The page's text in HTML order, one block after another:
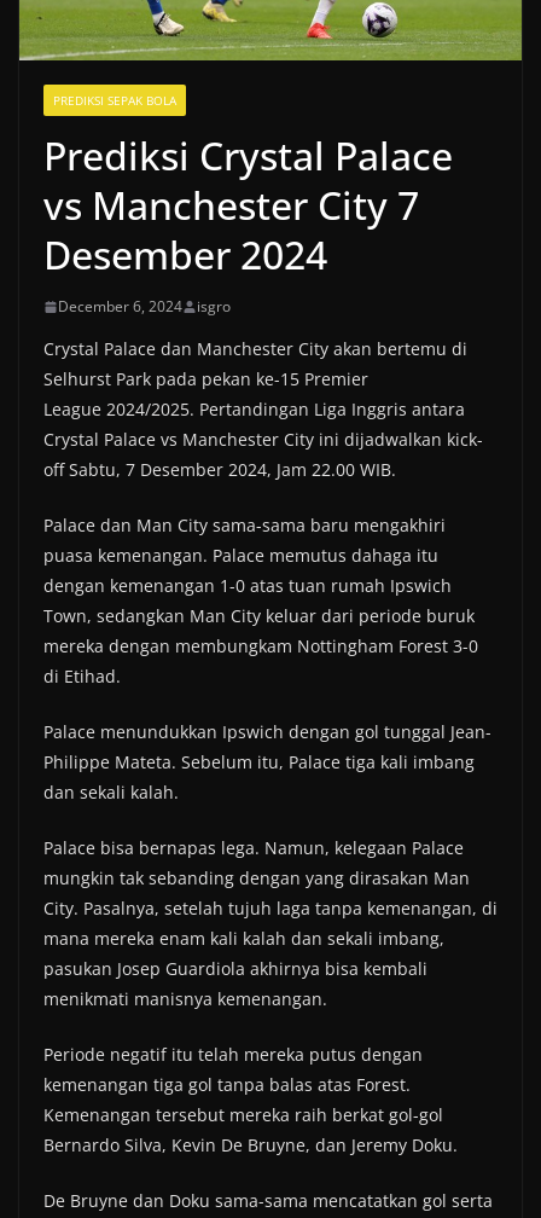
PREDIKSI SEPAK BOLA
Prediksi Crystal Palace
vs Manchester City 7
Desember 2024
December 6, 2024 isgro
Crystal Palace dan Manchester City akan bertemu di
Selhurst Park pada pekan ke-15 Premier
League 2024/2025. Pertandingan Liga Inggris antara
Crystal Palace vs Manchester City ini dijadwalkan kick-
off Sabtu, 7 Desember 2024, Jam 22.00 WIB.
Palace dan Man City sama-sama baru mengakhiri
puasa kemenangan. Palace memutus dahaga itu
dengan kemenangan 1-0 atas tuan rumah Ipswich
Town, sedangkan Man City keluar dari periode buruk
mereka dengan membungkam Nottingham Forest 3-0
di Etihad.
Palace menundukkan Ipswich dengan gol tunggal Jean-
Philippe Mateta. Sebelum itu, Palace tiga kali imbang
dan sekali kalah.
Palace bisa bernapas lega. Namun, kelegaan Palace
mungkin tak sebanding dengan yang dirasakan Man
City. Pasalnya, setelah tujuh laga tanpa kemenangan, di
mana mereka enam kali kalah dan sekali imbang,
pasukan Josep Guardiola akhirnya bisa kembali
menikmati manisnya kemenangan.
Periode negatif itu telah mereka putus dengan
kemenangan tiga gol tanpa balas atas Forest.
Kemenangan tersebut mereka raih berkat gol-gol
Bernardo Silva, Kevin De Bruyne, dan Jeremy Doku.
De Bruyne dan Doku sama-sama mencatatkan gol serta